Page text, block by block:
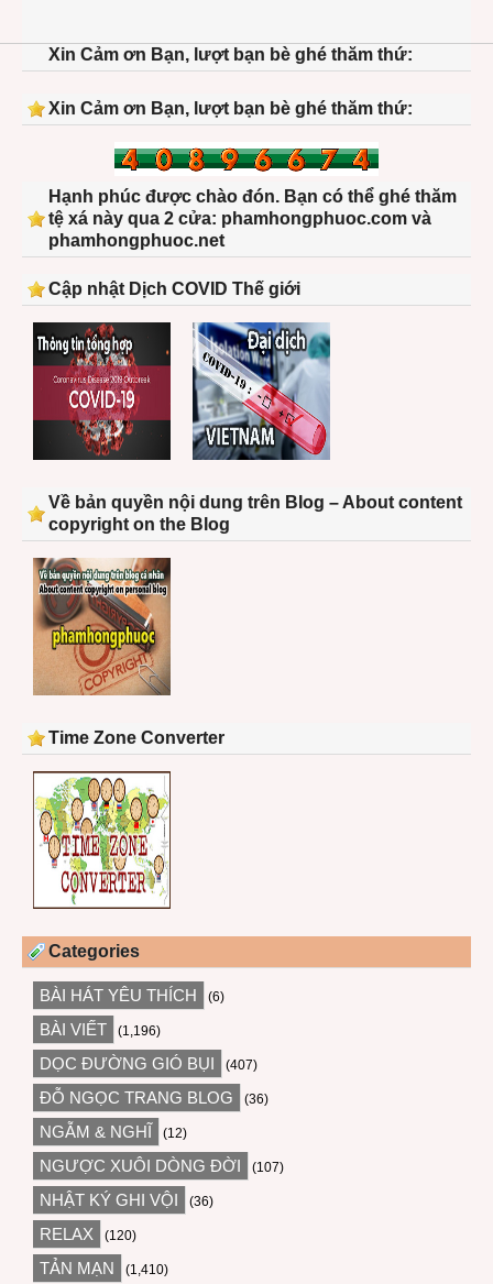
Xin Cảm ơn Bạn, lượt bạn bè ghé thăm thứ:
Xin Cảm ơn Bạn, lượt bạn bè ghé thăm thứ:
Hạnh phúc được chào đón. Bạn có thể ghé thăm
tệ xá này qua 2 cửa: phamhongphuoc.com và
phamhongphuoc.net
Cập nhật Dịch COVID Thế giới
Về bản quyền nội dung trên Blog – About content
copyright on the Blog
Time Zone Converter
Categories
BÀI HÁT YÊU THÍCH (6)
BÀI VIẾT (1,196)
DỌC ĐƯỜNG GIÓ BỤI (407)
ĐỖ NGỌC TRANG BLOG (36)
NGẪM & NGHĨ (12)
NGƯỢC XUÔI DÒNG ĐỜI (107)
NHẬT KÝ GHI VỘI (36)
RELAX (120)
TẢN MẠN (1,410)